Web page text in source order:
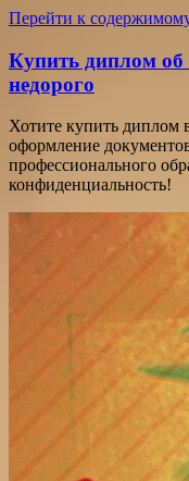
Перейти к
Купить диплом об
недорого
Хотите купить диплом
оформление
профессионального
конфиденциальность!